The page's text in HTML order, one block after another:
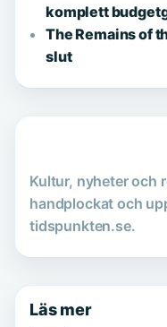
komplett
The Remains of
slut
Kultur, nyheter och
handplockat och
tidspunkten.se.
Läs mer